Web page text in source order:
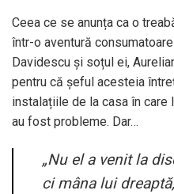
Ceea ce se anunța ca o
într-o aventură
Davidescu și soțul ei,
pentru că șeful acesteia
instalațiile de la casa în
au fost probleme. Dar…
„Nu el a venit la
ci mâna lui